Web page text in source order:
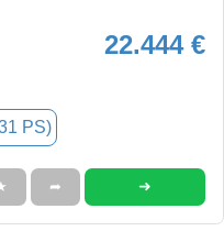
22.444 €
PS)
➦ ➜